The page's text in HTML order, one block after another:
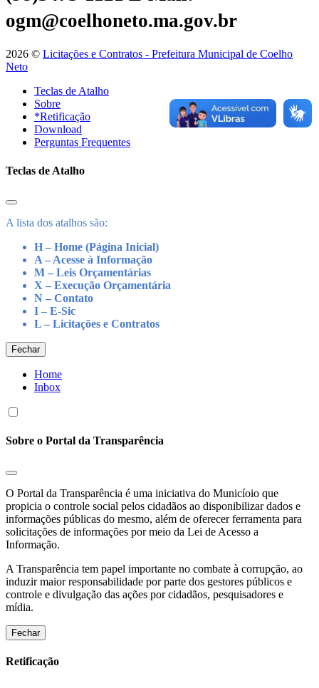
ogm@coelhoneto.ma.gov.br
2026 © Licitações e Contratos - Prefeitura Municipal de Coelho
Neto
Teclas de Atalho
Sobre
*Retificação
Download
Perguntas Frequentes
Teclas de Atalho
A lista dos atalhos são:
H – Home (Página Inicial)
A – Acesse à Informação
M – Leis Orçamentárias
X – Execução Orçamentária
N – Contato
I – E-Sic
L – Licitações e Contratos
Fechar
Home
Inbox
Sobre o Portal da Transparência
O Portal da Transparência é uma iniciativa do Municíoio que
propicia o controle social pelos cidadãos ao disponibilizar dados e
informações públicas do mesmo, além de oferecer ferramenta para
solicitações de informações por meio da Lei de Acesso a
Informação.
A Transparência tem papel importante no combate à corrupção, ao
induzir maior responsabilidade por parte dos gestores públicos e
controle e divulgação das ações por cidadãos, pesquisadores e
mídia.
Fechar
Retificação